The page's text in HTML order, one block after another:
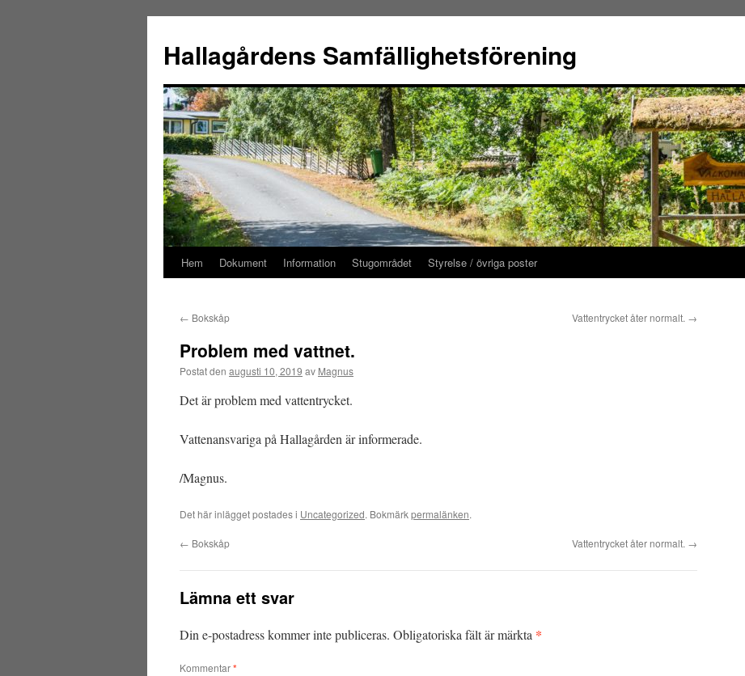
innehåll
Hallagårdens Samfällighetsförening
Hem Dokument Information Stugområdet Styrelse / övriga poster
← Bokskåp Vattentrycket åter normalt. →
Problem med vattnet.
Postat den augusti 10, 2019 av Magnus
Det är problem med vattentrycket.
Vattenansvariga på Hallagården är informerade.
/Magnus.
Det här inlägget postades i Uncategorized. Bokmärkpermalänken.
← Bokskåp Vattentrycket åter normalt. →
Lämna ett svar
Din e-postadress kommer inte publiceras. Obligatoriska fält är märkta *
Kommentar*